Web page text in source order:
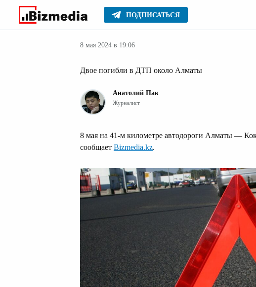
ПОДПИСАТЬСЯ
Главное Новости Новости Казахстана
8 мая 2024 в 19:06
Двое погибли в ДТП около Алматы
Анатолий Пак
Журналист
8 мая на 41-м километре автодороги Алматы —
сообщает Bizmedia.kz.